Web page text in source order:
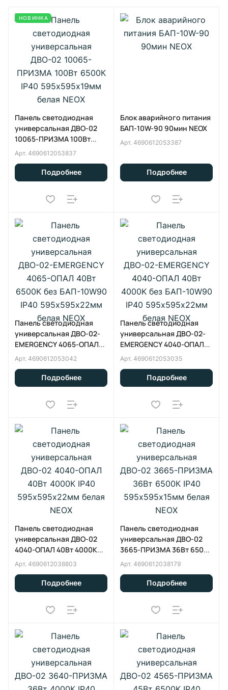
НОВИНКА
Панель светодиодная
универсальная ДВО-02
10065-ПРИЗМА 100Вт
6500К IP40 595х595х19мм
белая NEOX
Арт. 4690612053837
Подробнее
Блок аварийного питания
БАП-10W-90 90мин NEOX
Арт. 4690612053387
Подробнее
Панель светодиодная
универсальная ДВО-02-
EMERGENCY 4065-ОПАЛ
40Вт 6500K без
БАП-10W90 IP40
595х595x22мм белая
NEOX
Арт. 4690612053042
Подробнее
Панель светодиодная
универсальная ДВО-02-
EMERGENCY 4040-ОПАЛ
40Вт 4000K без
БАП-10W90 IP40
595х595x22мм белая
NEOX
Арт. 4690612053035
Подробнее
Панель светодиодная
универсальная ДВО-02
4040-ОПАЛ 40Вт 4000К
IP40 595х595х22мм белая
NEOX
Арт. 4690612038803
Подробнее
Панель светодиодная
универсальная ДВО-02
3665-ПРИЗМА 36Вт 6500К
IP40 595х595х15мм белая
NEOX
Арт. 4690612038179
Подробнее